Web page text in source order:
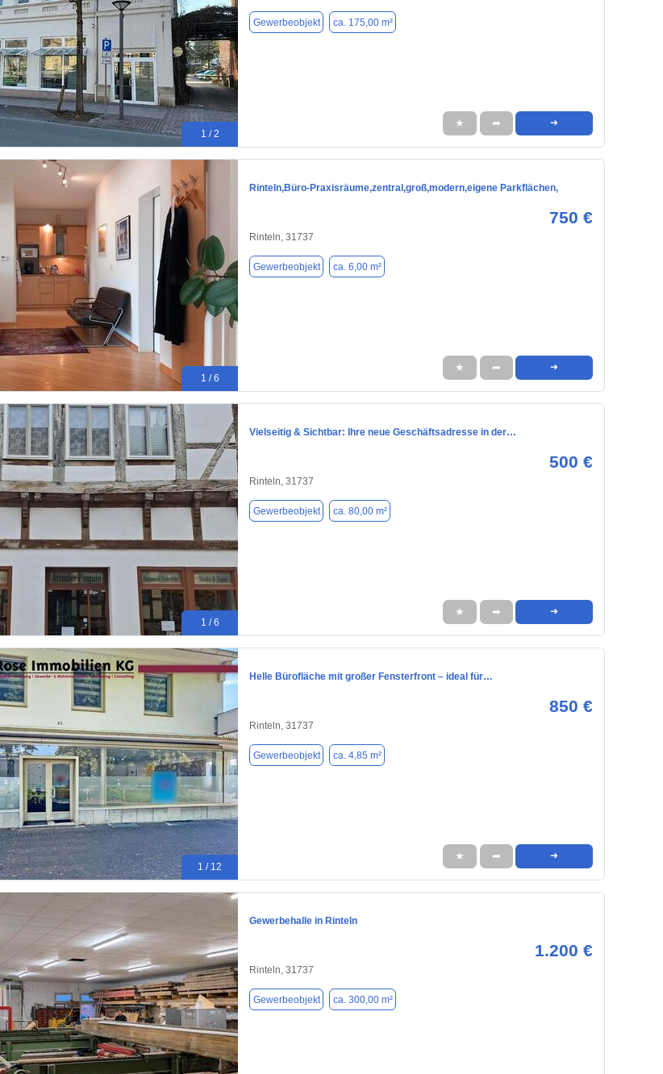
1 / 2
Gewerbeobjekt ca. 175,00 m²
★ ➦ ➜
1 / 6
Rinteln,Büro-Praxisräume,zentral,groß,modern,eigene Parkflächen,
750 €
Rinteln, 31737
Gewerbeobjekt ca. 6,00 m²
★ ➦ ➜
1 / 6
Vielseitig & Sichtbar: Ihre neue Geschäftsadresse in der…
500 €
Rinteln, 31737
Gewerbeobjekt ca. 80,00 m²
★ ➦ ➜
1 / 12
Helle Bürofläche mit großer Fensterfront – ideal für…
850 €
Rinteln, 31737
Gewerbeobjekt ca. 4,85 m²
★ ➦ ➜
Gewerbehalle in Rinteln
1.200 €
Rinteln, 31737
Gewerbeobjekt ca. 300,00 m²